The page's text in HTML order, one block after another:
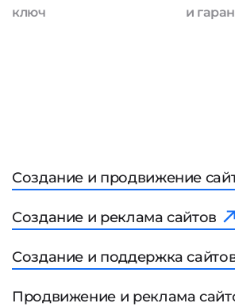
ключ
и
Создание и продвижение
Создание и реклама сайтов
Создание и поддержка
Продвижение и реклама